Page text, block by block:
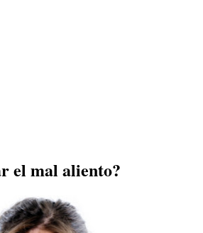
el mal aliento?